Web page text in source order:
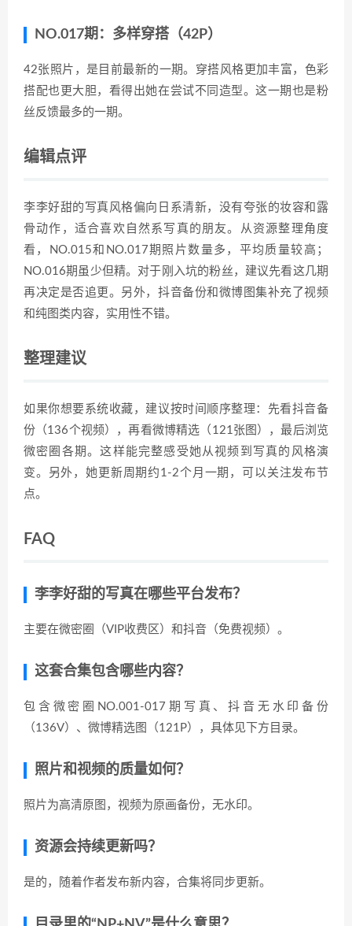
NO.017期：多样穿搭（42P）
42张照片，是目前最新的一期。穿搭风格更加丰富，色彩
搭配也更大胆，看得出她在尝试不同造型。这一期也是粉
丝反馈最多的一期。
编辑点评
李李好甜的写真风格偏向日系清新，没有夸张的妆容和露
骨动作，适合喜欢自然系写真的朋友。从资源整理角度
看，NO.015和NO.017期照片数量多，平均质量较高；
NO.016期虽少但精。对于刚入坑的粉丝，建议先看这几期
再决定是否追更。另外，抖音备份和微博图集补充了视频
和纯图类内容，实用性不错。
整理建议
如果你想要系统收藏，建议按时间顺序整理：先看抖音备
份（136个视频），再看微博精选（121张图），最后浏览
微密圈各期。这样能完整感受她从视频到写真的风格演
变。另外，她更新周期约1-2个月一期，可以关注发布节
点。
FAQ
李李好甜的写真在哪些平台发布？
主要在微密圈（VIP收费区）和抖音（免费视频）。
这套合集包含哪些内容？
包含微密圈NO.001-017期写真、抖音无水印备份
（136V）、微博精选图（121P），具体见下方目录。
照片和视频的质量如何？
照片为高清原图，视频为原画备份，无水印。
资源会持续更新吗？
是的，随着作者发布新内容，合集将同步更新。